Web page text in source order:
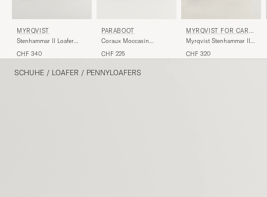
MYRQVIST
Stenhammar II Loafer
CHF 340
PARABOOT
Coraux Moccasin
CHF 225
MYRQVIST FOR CARE
OF CARL
Myrqvist Stenhammar II
Grained Calf
CHF 320
SCHUHE / LOAFER / PENNYLOAFERS